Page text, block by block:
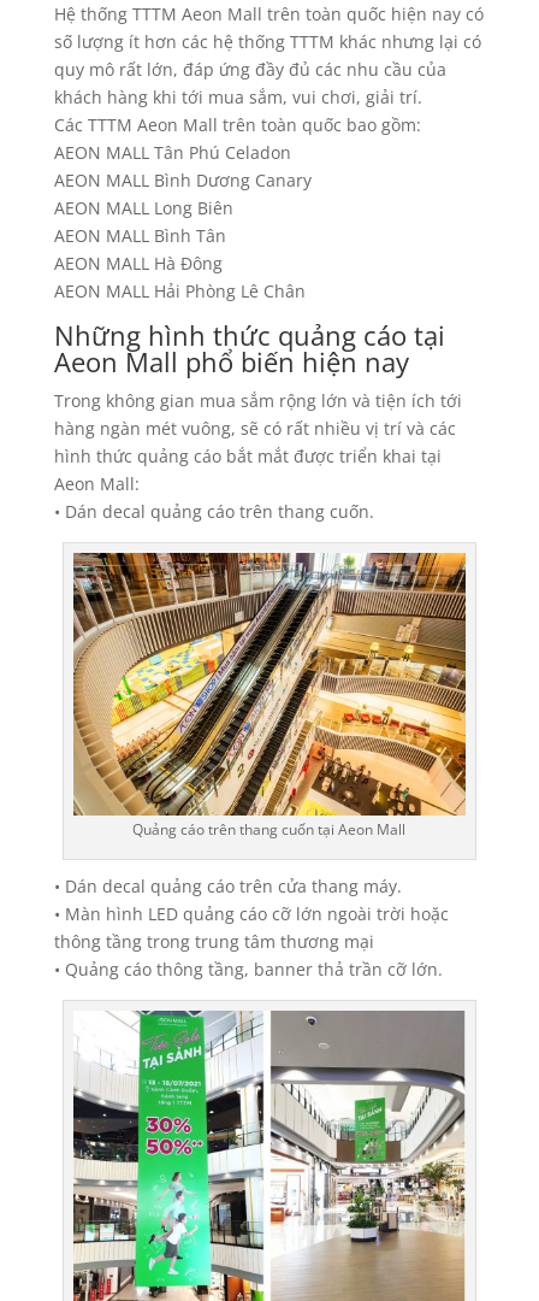
Hệ thống TTTM Aeon Mall trên toàn quốc hiện nay có
số lượng ít hơn các hệ thống TTTM khác nhưng lại có
quy mô rất lớn, đáp ứng đầy đủ các nhu cầu của
khách hàng khi tới mua sắm, vui chơi, giải trí.
Các TTTM Aeon Mall trên toàn quốc bao gồm:
AEON MALL Tân Phú Celadon
AEON MALL Bình Dương Canary
AEON MALL Long Biên
AEON MALL Bình Tân
AEON MALL Hà Đông
AEON MALL Hải Phòng Lê Chân
Những hình thức quảng cáo tại
Aeon Mall phổ biến hiện nay
Trong không gian mua sắm rộng lớn và tiện ích tới
hàng ngàn mét vuông, sẽ có rất nhiều vị trí và các
hình thức quảng cáo bắt mắt được triển khai tại
Aeon Mall:
• Dán decal quảng cáo trên thang cuốn.
Quảng cáo trên thang cuốn tại Aeon Mall
• Dán decal quảng cáo trên cửa thang máy.
• Màn hình LED quảng cáo cỡ lớn ngoài trời hoặc
thông tầng trong trung tâm thương mại
• Quảng cáo thông tầng, banner thả trần cỡ lớn.